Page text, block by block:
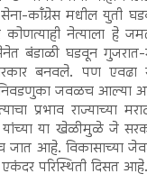
काँग्रेस मधील युती
नेत्याला हे
बंडाळी घडवून गुजरात-
बनवले. पण
जवळच आल्या
प्रभाव राज्याच्या
या खेळीमुळे जे
आहे. विकासाच्या
परिस्थिती दिसत आहे.